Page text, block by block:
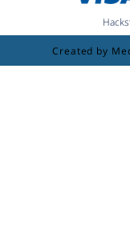
Created by